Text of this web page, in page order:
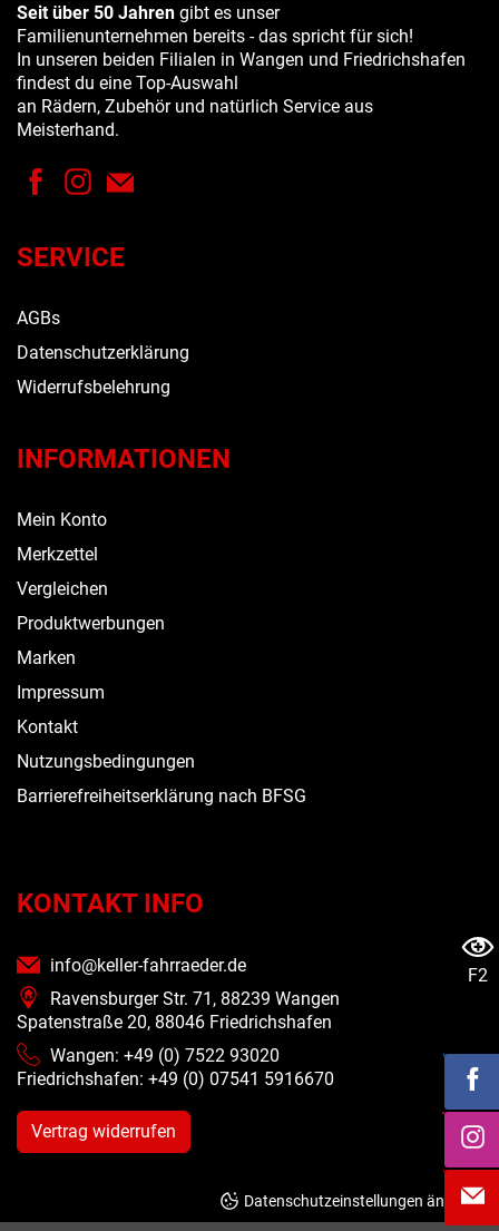
Seit über 50 Jahren gibt es unser
Familienunternehmen bereits - das spricht für sich!
In unseren beiden Filialen in Wangen und Friedrichshafen
findest du eine Top-Auswahl
an Rädern, Zubehör und natürlich Service aus
Meisterhand.
SERVICE
AGBs
Datenschutzerklärung
Widerrufsbelehrung
INFORMATIONEN
Mein Konto
Merkzettel
Vergleichen
Produktwerbungen
Marken
Impressum
Kontakt
Nutzungsbedingungen
Barrierefreiheitserklärung nach BFSG
KONTAKT INFO
info@keller-fahrraeder.de
Ravensburger Str. 71, 88239 Wangen
Spatenstraße 20, 88046 Friedrichshafen
Wangen: +49 (0) 7522 93020
Friedrichshafen: +49 (0) 07541 5916670
Vertrag widerrufen
Datenschutzeinstellungen ändern
F2